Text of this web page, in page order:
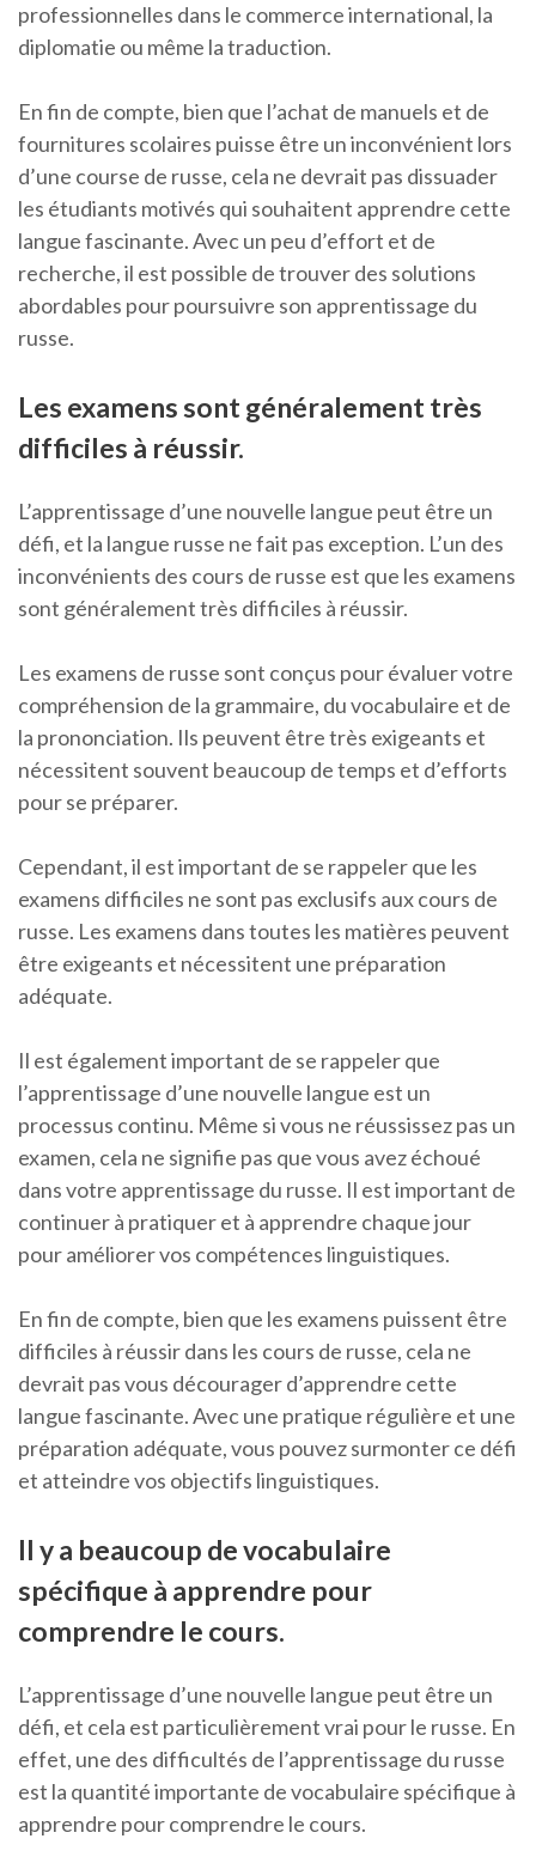
professionnelles dans le commerce international, la
diplomatie ou même la traduction.
En fin de compte, bien que l’achat de manuels et de
fournitures scolaires puisse être un inconvénient lors
d’une course de russe, cela ne devrait pas dissuader
les étudiants motivés qui souhaitent apprendre cette
langue fascinante. Avec un peu d’effort et de
recherche, il est possible de trouver des solutions
abordables pour poursuivre son apprentissage du
russe.
Les examens sont généralement très
difficiles à réussir.
L’apprentissage d’une nouvelle langue peut être un
défi, et la langue russe ne fait pas exception. L’un des
inconvénients des cours de russe est que les examens
sont généralement très difficiles à réussir.
Les examens de russe sont conçus pour évaluer votre
compréhension de la grammaire, du vocabulaire et de
la prononciation. Ils peuvent être très exigeants et
nécessitent souvent beaucoup de temps et d’efforts
pour se préparer.
Cependant, il est important de se rappeler que les
examens difficiles ne sont pas exclusifs aux cours de
russe. Les examens dans toutes les matières peuvent
être exigeants et nécessitent une préparation
adéquate.
Il est également important de se rappeler que
l’apprentissage d’une nouvelle langue est un
processus continu. Même si vous ne réussissez pas un
examen, cela ne signifie pas que vous avez échoué
dans votre apprentissage du russe. Il est important de
continuer à pratiquer et à apprendre chaque jour
pour améliorer vos compétences linguistiques.
En fin de compte, bien que les examens puissent être
difficiles à réussir dans les cours de russe, cela ne
devrait pas vous décourager d’apprendre cette
langue fascinante. Avec une pratique régulière et une
préparation adéquate, vous pouvez surmonter ce défi
et atteindre vos objectifs linguistiques.
Il y a beaucoup de vocabulaire
spécifique à apprendre pour
comprendre le cours.
L’apprentissage d’une nouvelle langue peut être un
défi, et cela est particulièrement vrai pour le russe. En
effet, une des difficultés de l’apprentissage du russe
est la quantité importante de vocabulaire spécifique à
apprendre pour comprendre le cours.